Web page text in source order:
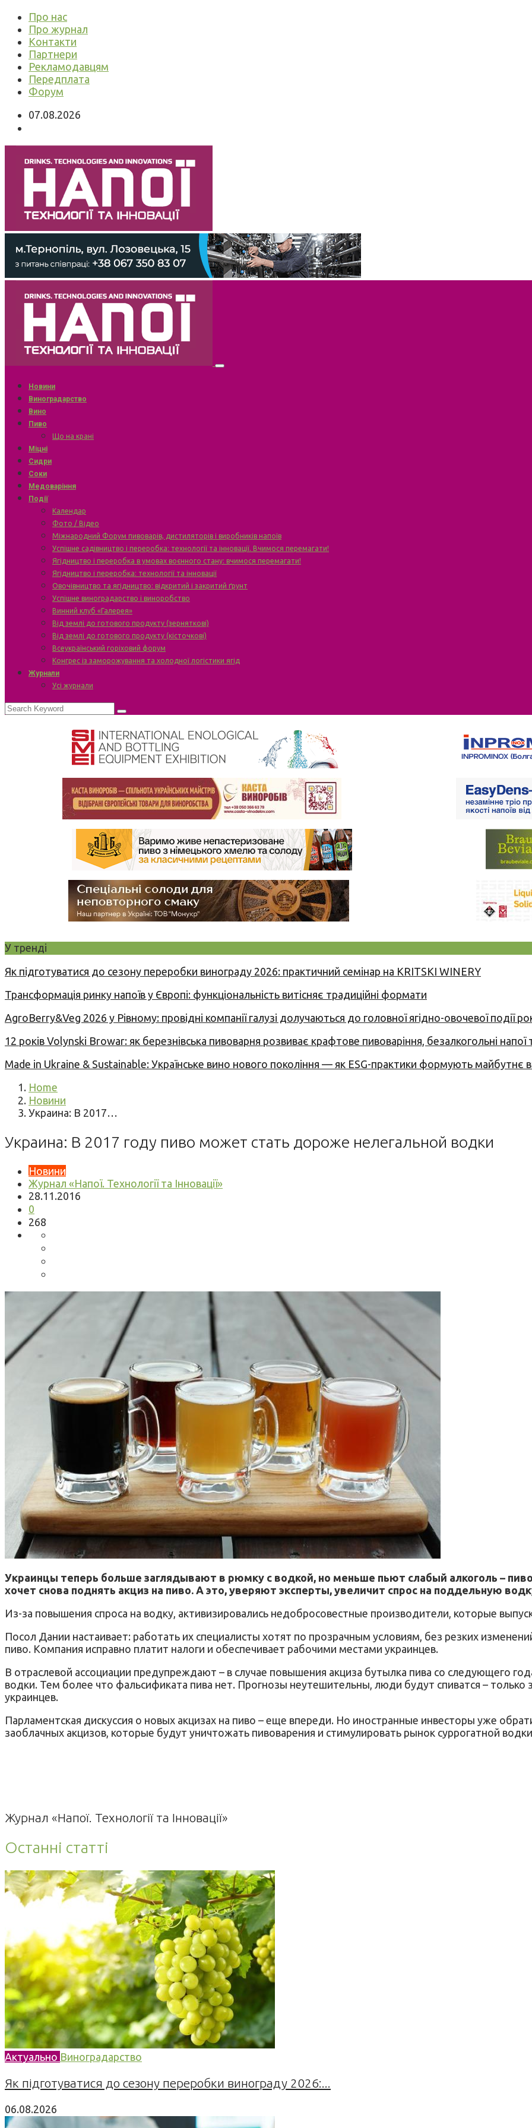
Про нас
Про журнал
Контакти
Партнери
Рекламодавцям
Передплата
Форум
07.08.2026
Новини
Виноградарство
Вино
Пиво
Що на крані
Міцні
Сидри
Соки
Медоваріння
Події
Календар
Фото / Відео
Міжнародний Форум пивоварів, дистиляторів і виробників напоїв
Успішне садівництво і переробка: технології та інновації. Вчимося перемагати!
Ягідництво і переробка в умовах воєнного стану: вчимося перемагати!
Ягідництво і переробка: технології та інновації
Овочівництво та ягідництво: відкритий і закритий ґрунт
Успішне виноградарство і виноробство
Винний клуб «Галерея»
Від землі до готового продукту (зерняткові)
Від землі до готового продукту (кісточкові)
Всеукраїнський горіховий форум
Конгрес із заморожування та холодної логістики ягід
Журнали
Усі журнали
У тренді
Як підготуватися до сезону переробки винограду 2026: практичний семінар на KRITSKI WINERY
Трансформація ринку напоїв у Європі: функціональність витісняє традиційні формати
AgroBerry&Veg 2026 у Рівному: провідні компанії галузі долучаються до головної ягідно-овочевої події
12 років Volynski Browar: як березнівська пивоварня розвиває крафтове пивоваріння, безалкогольні напої
Made in Ukraine & Sustainable: Українське вино нового покоління — як ESG-практики формують майбутнє
Home
Новини
Украина: В 2017…
Украина: В 2017 году пиво может стать дороже нелегальной водки
Новини
Журнал «Напої. Технології та Інновації»
28.11.2016
0
268
Украинцы теперь больше заглядывают в рюмку с водкой, но меньше пьют слабый алкоголь –
хочет снова поднять акциз на пиво. А это, уверяют эксперты, увеличит спрос на поддельную
Из-за повышения спроса на водку, активизировались недобросовестные производители, которые
Посол Дании настаивает: работать их специалисты хотят по прозрачным условиям, без резких
пиво. Компания исправно платит налоги и обеспечивает рабочими местами украинцев.
В отраслевой ассоциации предупреждают – в случае повышения акциза бутылка пива со следующего
водки. Тем более что фальсификата пива нет. Прогнозы неутешительны, люди будут спиватся – только
украинцев.
Парламентская дискуссия о новых акцизах на пиво – еще впереди. Но иностранные инвесторы уже
заоблачных акцизов, которые будут уничтожать пивоварения и стимулировать рынок суррогатной
Журнал «Напої. Технології та Інновації»
Останні статті
Актуально Виноградарство
Як підготуватися до сезону переробки винограду 2026:...
06.08.2026